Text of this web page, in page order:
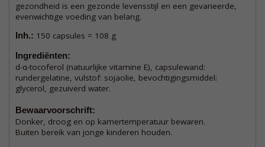
gezondheid is een gezonde levensstijl en een gevarieerde,
evenwichtige voeding van belang.
Inh.: 150 capsules = 108 g
Ingrediënten:
d-α-tocoferol (natuurlijke vitamine E), capsulewand:
rundergelatine, vulstof: sojaolie, bevochtigingsmiddel:
glycerol, gezuiverd water.
Bewaarvoorschrift:
Donker, droog en op kamertemperatuur bewaren.
Buiten bereik van jonge kinderen houden.